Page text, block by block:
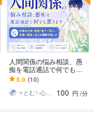
人間関係の悩み相談、愚
痴を電話通話で何でも聞
きます 仕事の上司・同
僚・部下/恋人/夫婦/家族/
友人の関係や苦しさ
5.0 (10)
⭐とむ✨心の癒し お悩み相談 恋愛相談
100 円 /分